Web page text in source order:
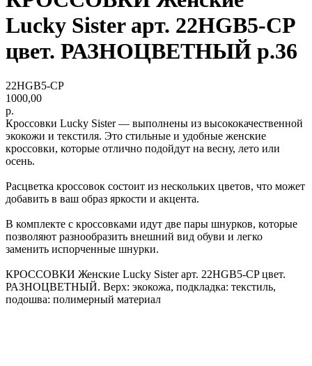
Lucky Sister арт. 22HGB5-CP
цвет. РАЗНОЦВЕТНЫЙ р.36
22HGB5-CP
1000,00
р.
Кроссовки Lucky Sister — выполнены из высококачественной
экокожи и текстиля. Это стильные и удобные женские
кроссовки, которые отлично подойдут на весну, лето или
осень.
Расцветка кроссовок состоит из нескольких цветов, что может
добавить в ваш образ яркости и акцента.
В комплекте с кроссовками идут две пары шнурков, которые
позволяют разнообразить внешний вид обуви и легко
заменить испорченные шнурки.
КРОССОВКИ Женские Lucky Sister арт. 22HGB5-CP цвет.
РАЗНОЦВЕТНЫЙ. Верх: экокожа, подкладка: текстиль,
подошва: полимерный материал